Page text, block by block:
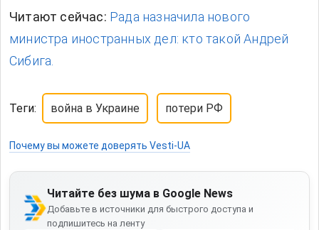
Читают сейчас: Рада назначила нового
министра иностранных дел: кто такой Андрей
Сибига.
Теги: война в Украине потери РФ
Почему вы можете доверять Vesti-UA
Читайте без шума в Google News
Добавьте в источники для быстрого доступа и
подпишитесь на ленту